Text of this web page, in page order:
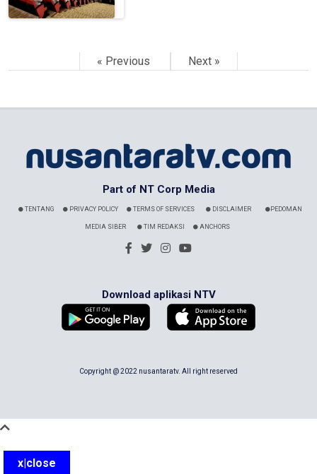
« Previous Next »
Part of NT Corp Media
TENTANG PRIVACY POLICY TERMS OF SERVICES DISCLAIMER PEDOMAN
MEDIA SIBER TIM REDAKSI ANCHORS
Download aplikasi NTV
Copyright @ 2022 nusantaratv. All right reserved
x|close